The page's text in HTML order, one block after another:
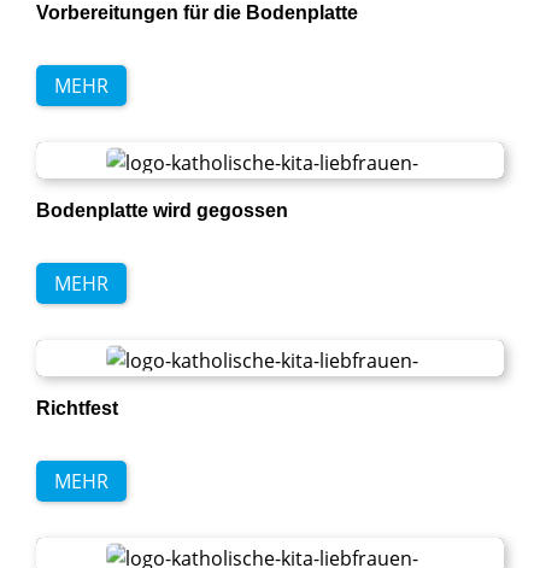
Vorbereitungen für die Bodenplatte
MEHR
Bodenplatte wird gegossen
MEHR
Richtfest
MEHR